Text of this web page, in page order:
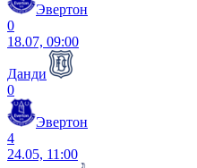
Эвертон
0
18.07, 09:00
Данди
0
Эвертон
4
24.05, 11:00